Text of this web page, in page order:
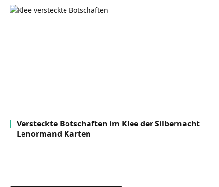
Versteckte Botschaften im Klee der Silbernacht
Lenormand Karten